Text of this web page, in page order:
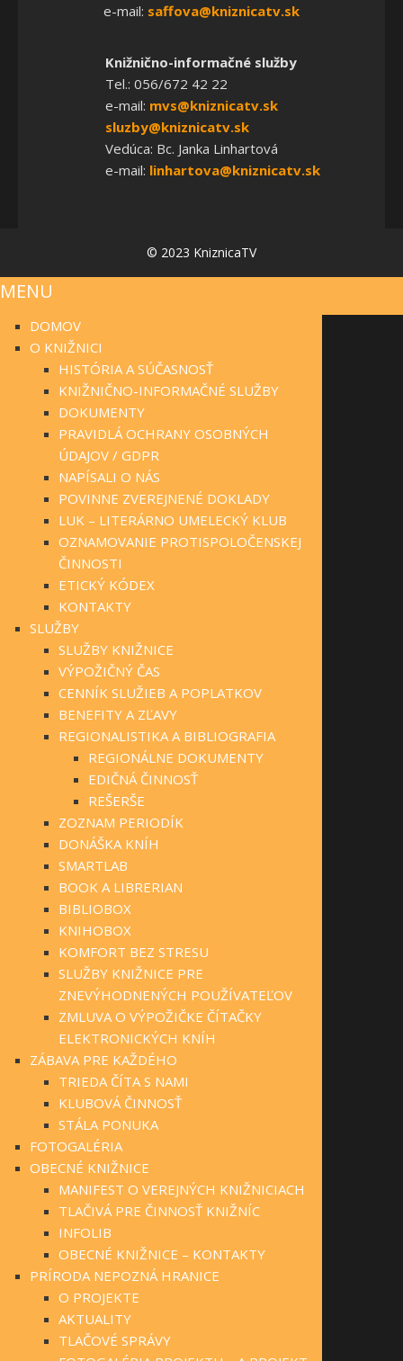
e-mail: saffova@kniznicatv.sk
Knižnično-informačné služby
Tel.: 056/672 42 22
e-mail: mvs@kniznicatv.sk
sluzby@kniznicatv.sk
Vedúca: Bc. Janka Linhartová
e-mail: linhartova@kniznicatv.sk
© 2023 KniznicaTV
MENU
DOMOV
O KNIŽNICI
HISTÓRIA A SÚČASNOSŤ
KNIŽNIČNO-INFORMAČNÉ SLUŽBY
DOKUMENTY
PRAVIDLÁ OCHRANY OSOBNÝCH
ÚDAJOV / GDPR
NAPÍSALI O NÁS
POVINNE ZVEREJNENÉ DOKLADY
LUK – LITERÁRNO UMELECKÝ KLUB
OZNAMOVANIE PROTISPOLOČENSKEJ
ČINNOSTI
ETICKÝ KÓDEX
KONTAKTY
SLUŽBY
SLUŽBY KNIŽNICE
VÝPOŽIČNÝ ČAS
CENNÍK SLUŽIEB A POPLATKOV
BENEFITY A ZĽAVY
REGIONALISTIKA A BIBLIOGRAFIA
REGIONÁLNE DOKUMENTY
EDIČNÁ ČINNOSŤ
REŠERŠE
ZOZNAM PERIODÍK
DONÁŠKA KNÍH
SMARTLAB
BOOK A LIBRERIAN
BIBLIOBOX
KNIHOBOX
KOMFORT BEZ STRESU
SLUŽBY KNIŽNICE PRE
ZNEVÝHODNENÝCH POUŽÍVATEĽOV
ZMLUVA O VÝPOŽIČKE ČÍTAČKY
ELEKTRONICKÝCH KNÍH
ZÁBAVA PRE KAŽDÉHO
TRIEDA ČÍTA S NAMI
KLUBOVÁ ČINNOSŤ
STÁLA PONUKA
FOTOGALÉRIA
OBECNÉ KNIŽNICE
MANIFEST O VEREJNÝCH KNIŽNICIACH
TLAČIVÁ PRE ČINNOSŤ KNIŽNÍC
INFOLIB
OBECNÉ KNIŽNICE – KONTAKTY
PRÍRODA NEPOZNÁ HRANICE
O PROJEKTE
AKTUALITY
TLAČOVÉ SPRÁVY